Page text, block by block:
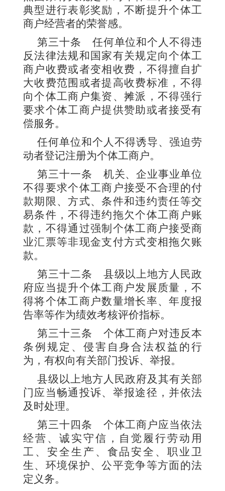
典型进行表彰奖励，不断提升个体工
商户经营者的荣誉感。
第三十条 任何单位和个人不得违
反法律法规和国家有关规定向个体工
商户收费或者变相收费，不得擅自扩
大收费范围或者提高收费标准，不得
向个体工商户集资、摊派，不得强行
要求个体工商户提供赞助或者接受有
偿服务。
任何单位和个人不得诱导、强迫劳
动者登记注册为个体工商户。
第三十一条 机关、企业事业单位
不得要求个体工商户接受不合理的付
款期限、方式、条件和违约责任等交
易条件，不得违约拖欠个体工商户账
款，不得通过强制个体工商户接受商
业汇票等非现金支付方式变相拖欠账
款。
第三十二条 县级以上地方人民政
府应当提升个体工商户发展质量，不
得将个体工商户数量增长率、年度报
告率等作为绩效考核评价指标。
第三十三条 个体工商户对违反本
条例规定、侵害自身合法权益的行
为，有权向有关部门投诉、举报。
县级以上地方人民政府及其有关部
门应当畅通投诉、举报途径，并依法
及时处理。
第三十四条 个体工商户应当依法
经营、诚实守信，自觉履行劳动用
工、安全生产、食品安全、职业卫
生、环境保护、公平竞争等方面的法
定义务。